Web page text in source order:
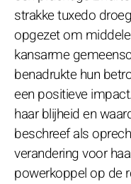
strakke tuxedo
opgezet om
kansarme
benadrukte hun
een positieve
haar blijheid en
beschreef als
verandering voor
powerkoppel op de